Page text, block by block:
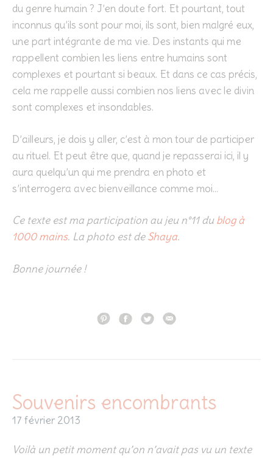
du genre humain ? J’en doute fort. Et pourtant, tout
inconnus qu’ils sont pour moi, ils sont, bien malgré eux,
une part intégrante de ma vie. Des instants qui me
rappellent combien les liens entre humains sont
complexes et pourtant si beaux. Et dans ce cas précis,
cela me rappelle aussi combien nos liens avec le divin
sont complexes et insondables.
D’ailleurs, je dois y aller, c’est à mon tour de participer
au rituel. Et peut être que, quand je repasserai ici, il y
aura quelqu’un qui me prendra en photo et
s’interrogera avec bienveillance comme moi…
Ce texte est ma participation au jeu n°11 dublog à
1000 mains. La photo est deShaya.
Bonne journée !
Souvenirs encombrants
17 février 2013
Voilà un petit moment qu’on n’avait pas vu un texte